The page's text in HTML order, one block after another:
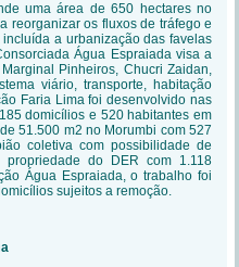
uma área de 650 hectares no
reorganizar os fluxos de tráfego e
a urbanização das favelas
Água Espraiada visa a
Pinheiros, Chucri Zaidan,
viário, transporte, habitação
Faria Lima foi desenvolvido nas
domicílios e 520 habitantes em
51.500 m2 no Morumbi com 527
coletiva com possibilidade de
do DER com 1.118
Água Espraiada, o trabalho foi
sujeitos a remoção.